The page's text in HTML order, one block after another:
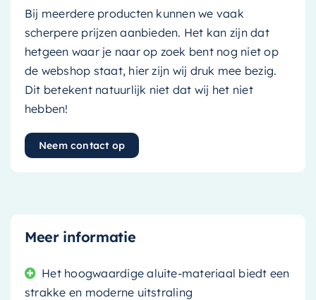
Bij meerdere producten kunnen we vaak
scherpere prijzen aanbieden. Het kan zijn dat
hetgeen waar je naar op zoek bent nog niet op
de webshop staat, hier zijn wij druk mee bezig.
Dit betekent natuurlijk niet dat wij het niet
hebben!
Neem contact op
Meer informatie
Het hoogwaardige aluite-materiaal biedt een
strakke en moderne uitstraling